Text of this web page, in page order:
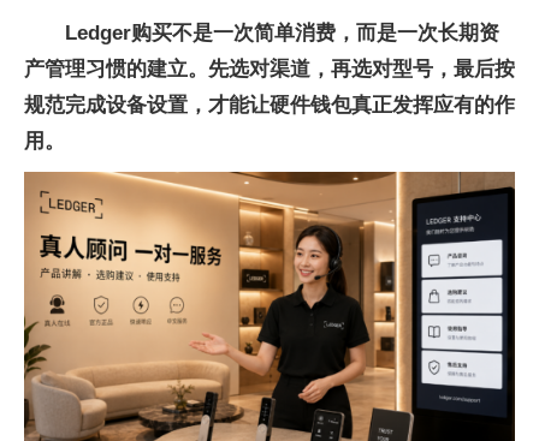
Ledger购买不是一次简单消费，而是一次长期资
产管理习惯的建立。先选对渠道，再选对型号，最后按
规范完成设备设置，才能让硬件钱包真正发挥应有的作
用。